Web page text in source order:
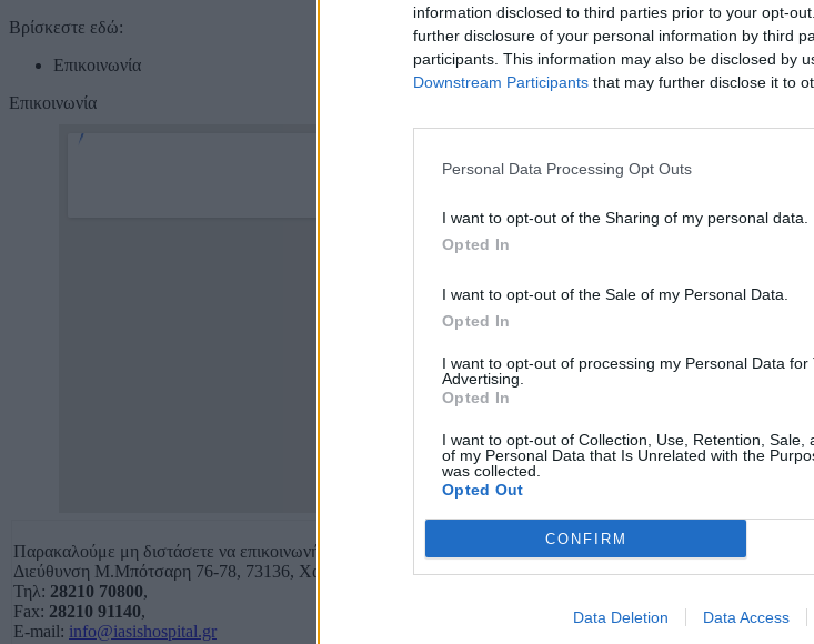
information disclosed to third parties prior to your opt-
further disclosure of your personal information by third
participants. This information may also be disclosed by
Downstream Participants that may further disclose it to
Personal Data Processing Opt Outs
I want to opt-out of the Sharing of my personal data.
Opted In
I want to opt-out of the Sale of my Personal Data.
Opted In
I want to opt-out of processing my Personal Data for
Advertising.
Opted In
I want to opt-out of Collection, Use, Retention, Sale,
of my Personal Data that Is Unrelated with the
was collected.
Opted Out
CONFIRM
Data Deletion Data Access
Βρίσκεστε εδώ:
Επικοινωνία
Επικοινωνία
Παρακαλούμε μη διστάσετε να επικοινωνήσετε μαζί μας οποιαδήποτε στιγμή
Διεύθυνση Μ.Μπότσαρη 76-78, 73136, Χανιά,
Τηλ: 28210 70800,
Fax: 28210 91140,
E-mail: info@iasishospital.gr